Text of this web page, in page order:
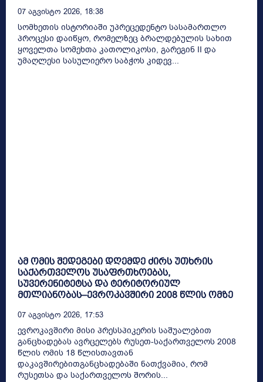
07 Აგვისტო 2026, 18:38
სომხეთის ისტორიაში უპრეცედენტო სასამართლო
პროცესი დაიწყო, რომელზეც ბრალდებულის სახით
ყოველთა სომეხთა კათოლიკოსი, გარეგინ II და
უმაღლესი სასულიერო საბჭოს კიდევ...
ამ ომის შედეგები დღემდე ძირს უთხრის
საქართველოს უსაფრთხოებას,
სუვერენიტეტსა და ტერიტორიულ
მთლიანობას–ევროკავშირი 2008 წლის ომზე
07 Აგვისტო 2026, 17:53
ევროკავშირი მისი პრესსპიკერის საშუალებით
განცხადებას ავრცელებს რუსეთ-საქართველოს 2008
წლის ომის 18 წლისთავთან
დაკავშირებითგანცხადებაში ნათქვამია, რომ
რუსეთსა და საქართველოს შორის...